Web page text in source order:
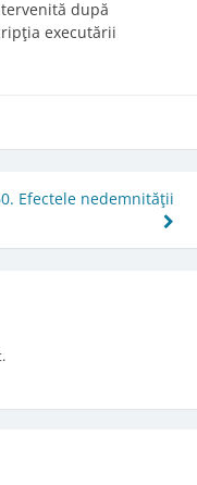
după
executării
Efectele nedemnităţii